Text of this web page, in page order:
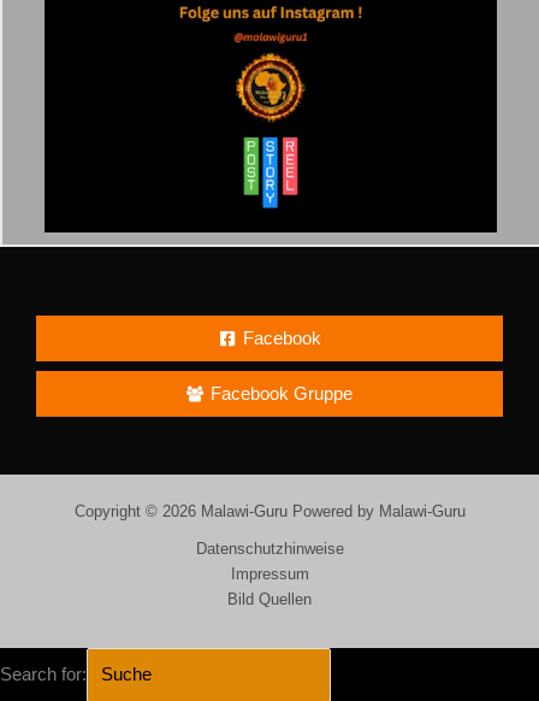
Facebook
Facebook Gruppe
Copyright © 2026 Malawi-Guru Powered by Malawi-Guru
Datenschutzhinweise
Impressum
Bild Quellen
Search for: